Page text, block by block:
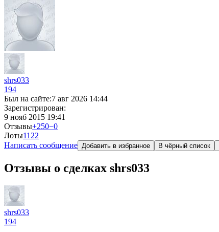
shrs033
194
Был на сайте:7 авг 2026 14:44
Зарегистрирован:
9 нояб 2015 19:41
Отзывы+250−0
Лоты1122
Написать сообщение Добавить в избранное В чёрный список
Отзывы о сделках shrs033
shrs033
194